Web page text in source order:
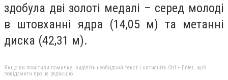
здобула дві золоті медалі – серед молоді
в штовханні ядра (14,05 м) та метанні
диска (42,31 м).
Якщо ви помітили помилку, виділіть необхідний текст і натисніть Ctrl + Enter, щоб
повідомити про це редакцію